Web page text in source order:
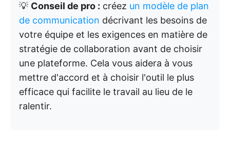
💡 Conseil de pro : créez un modèle de plan
de communication décrivant les besoins de
votre équipe et les exigences en matière de
stratégie de collaboration avant de choisir
une plateforme. Cela vous aidera à vous
mettre d'accord et à choisir l'outil le plus
efficace qui facilite le travail au lieu de le
ralentir.